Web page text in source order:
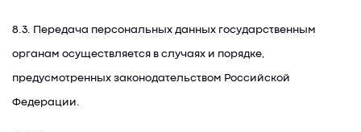
8.3. Передача персональных данных государственным
органам осуществляется в случаях и порядке,
предусмотренных законодательством Российской
Федерации.